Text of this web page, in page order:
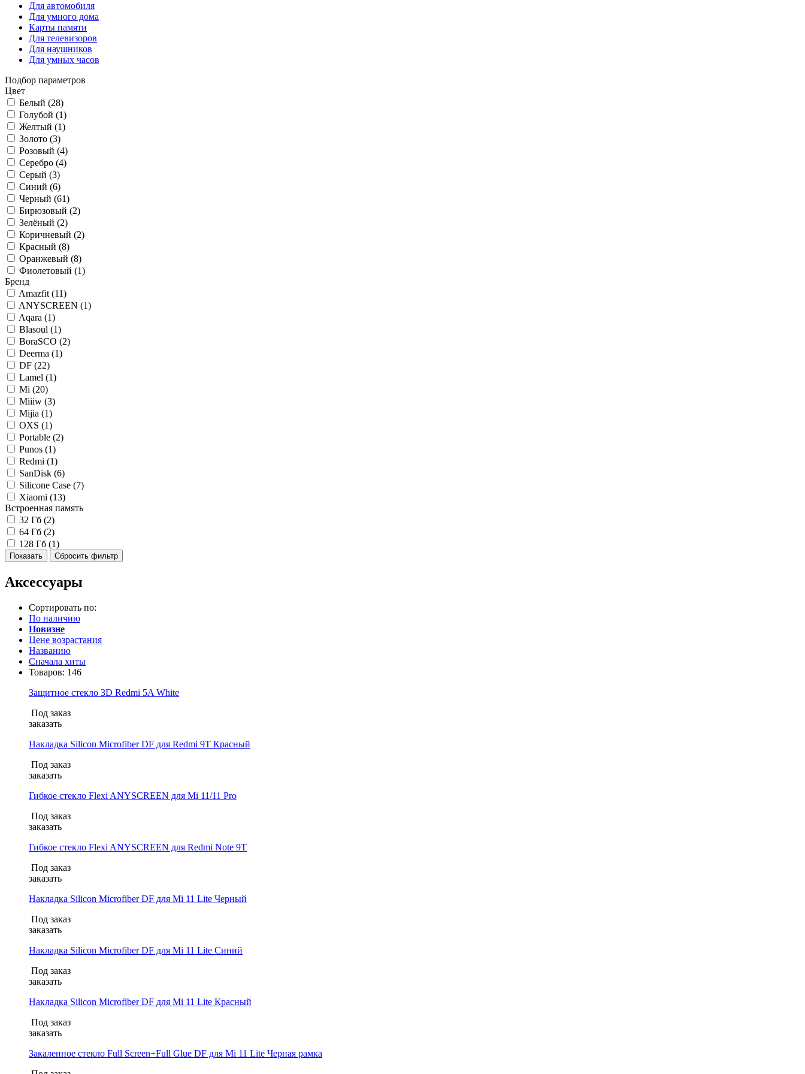
Для автомобиля
Для умного дома
Карты памяти
Для телевизоров
Для наушников
Для умных часов
Подбор параметров
Цвет
Белый (28)
Голубой (1)
Желтый (1)
Золото (3)
Розовый (4)
Серебро (4)
Серый (3)
Синий (6)
Черный (61)
Бирюзовый (2)
Зелёный (2)
Коричневый (2)
Красный (8)
Оранжевый (8)
Фиолетовый (1)
Бренд
Amazfit (11)
ANYSCREEN (1)
Aqara (1)
Blasoul (1)
BoraSCO (2)
Deerma (1)
DF (22)
Lamel (1)
Mi (20)
Miiiw (3)
Mijia (1)
OXS (1)
Portable (2)
Punos (1)
Redmi (1)
SanDisk (6)
Silicone Case (7)
Xiaomi (13)
Встроенная память
32 Гб (2)
64 Гб (2)
128 Гб (1)
Аксессуары
Сортировать по:
По наличию
Новизне
Цене возрастания
Названию
Сначала хиты
Товаров: 146
Защитное стекло 3D Redmi 5A White
Под заказ
заказать
Накладка Silicon Microfiber DF для Redmi 9T Красный
Под заказ
заказать
Гибкое стекло Flexi ANYSCREEN для Mi 11/11 Pro
Под заказ
заказать
Гибкое стекло Flexi ANYSCREEN для Redmi Note 9T
Под заказ
заказать
Накладка Silicon Microfiber DF для Mi 11 Lite Черный
Под заказ
заказать
Накладка Silicon Microfiber DF для Mi 11 Lite Синий
Под заказ
заказать
Накладка Silicon Microfiber DF для Mi 11 Lite Красный
Под заказ
заказать
Закаленное стекло Full Screen+Full Glue DF для Mi 11 Lite Черная рамка